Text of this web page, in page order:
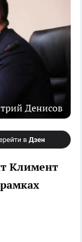
Денисов
Климент